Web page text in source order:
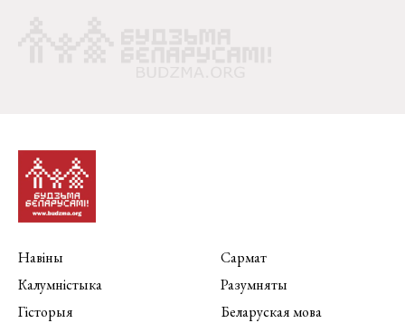
Навіны
Калумністыка
Гісторыя
Сармат
Разумняты
Беларуская мова